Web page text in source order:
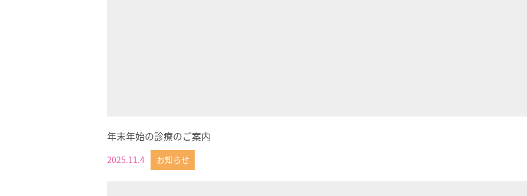
年末年始の診療のご案内
投稿日
2025.11.4 お知らせ